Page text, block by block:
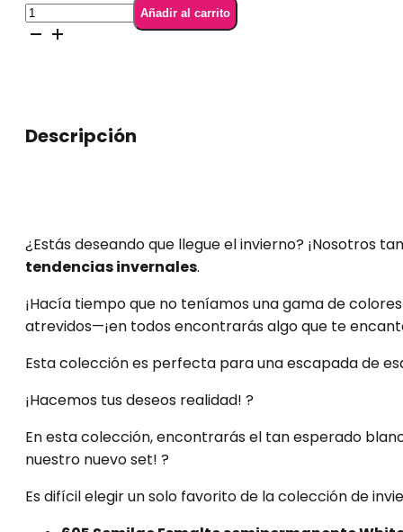
Colección
Completa
Añadir al carrito
Descripción
¿Estás deseando que llegue el invierno? ¡Nosotros
tendencias invernales.
¡Hacía tiempo que no teníamos una gama de
atrevidos—¡en todos encontrarás algo que te
Esta colección es perfecta para una escapada de
¡Hacemos tus deseos realidad! ?
En esta colección, encontrarás el tan esperado
nuestro nuevo set! ?
Es difícil elegir un solo favorito de la colección de